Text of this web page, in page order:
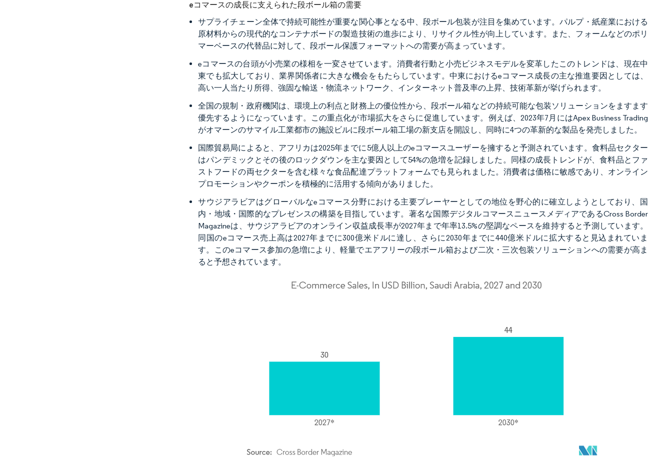
eコマースの成長に支えられた段ボール箱の需要
サプライチェーン全体で持続可能性が重要な関心事となる中、段ボール包装が注目を集めています。パルプ・紙産業における
原材料からの現代的なコンテナボードの製造技術の進歩により、リサイクル性が向上しています。また、フォームなどのポリ
マーベースの代替品に対して、段ボール保護フォーマットへの需要が高まっています。
eコマースの台頭が小売業の様相を一変させています。消費者行動と小売ビジネスモデルを変革したこのトレンドは、現在中
東でも拡大しており、業界関係者に大きな機会をもたらしています。中東におけるeコマース成長の主な推進要因としては、
高い一人当たり所得、強固な輸送・物流ネットワーク、インターネット普及率の上昇、技術革新が挙げられます。
全国の規制・政府機関は、環境上の利点と財務上の優位性から、段ボール箱などの持続可能な包装ソリューションをますます
優先するようになっています。この重点化が市場拡大をさらに促進しています。例えば、2023年7月にはApex Business Trading
がオマーンのサマイル工業都市の施設ビルに段ボール箱工場の新支店を開設し、同時に4つの革新的な製品を発売しました。
国際貿易局によると、アフリカは2025年までに5億人以上のeコマースユーザーを擁すると予測されています。食料品セクター
はパンデミックとその後のロックダウンを主な要因として54%の急増を記録しました。同様の成長トレンドが、食料品とファ
ストフードの両セクターを含む様々な食品配達プラットフォームでも見られました。消費者は価格に敏感であり、オンライン
プロモーションやクーポンを積極的に活用する傾向がありました。
サウジアラビアはグローバルなeコマース分野における主要プレーヤーとしての地位を野心的に確立しようとしており、国
内・地域・国際的なプレゼンスの構築を目指しています。著名な国際デジタルコマースニュースメディアであるCross Border
Magazineは、サウジアラビアのオンライン収益成長率が2027年まで年率13.5%の堅調なペースを維持すると予測しています。
同国のeコマース売上高は2027年までに300億米ドルに達し、さらに2030年までに440億米ドルに拡大すると見込まれていま
す。このeコマース参加の急増により、軽量でエアフリーの段ボール箱および二次・三次包装ソリューションへの需要が高ま
ると予想されています。